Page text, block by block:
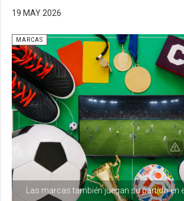
19 MAY 2026
Las marcas también juegan su partido en
MARCAS